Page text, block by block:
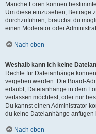
Manche Foren können
Um diese einzusehen, Beiträge
durchzuführen, brauchst du
einen Moderator oder
Nach oben
Weshalb kann ich keine
Rechte für Dateianhänge
vergeben werden. Die Board-
erlaubt, Dateianhänge in dem
verfassen möchtest, oder nur
Du kannst einen Administrator
du keine Dateianhänge anfügen
Nach oben